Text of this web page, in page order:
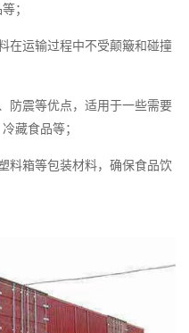
；
在运输过程中不受颠簸和碰撞
防震等优点，适用于一些需要
藏食品等；
料箱等包装材料，确保食品饮